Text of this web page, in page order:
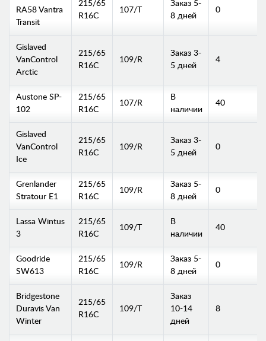
RA58 Vantra
Transit
215/65
R16C
107/T
Заказ 5-
8 дней
0
Gislaved
VanControl
Arctic
215/65
R16C
109/R
Заказ 3-
5 дней
4
Austone SP-
102
215/65
R16C
107/R
В
наличии
40
Gislaved
VanControl
Ice
215/65
R16C
109/R
Заказ 3-
5 дней
0
Grenlander
Stratour E1
215/65
R16C
109/R
Заказ 5-
8 дней
0
Lassa Wintus
3
215/65
R16C
109/T
В
наличии
40
Goodride
SW613
215/65
R16C
109/R
Заказ 5-
8 дней
0
Bridgestone
Duravis Van
Winter
215/65
R16C
109/T
Заказ
10-14
дней
8